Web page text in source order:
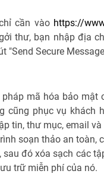
cần vào https://
thư, bạn nhập địa
"Send Secure
mã hóa bảo mật
cũng phục vụ khách
tin, thư mục, email
soạn thảo an toàn,
đó xóa sạch các
trữ miễn phí của nó.